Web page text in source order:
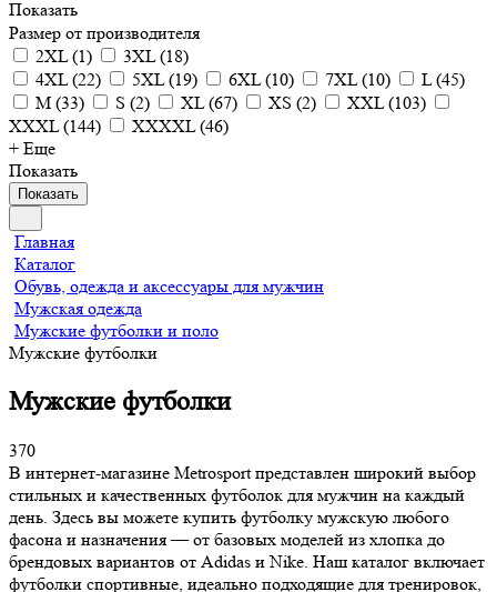
Показать
Размер от производителя
2XL(1) 3XL(18)
4XL(22) 5XL(19) 6XL(10) 7XL(10) L(45)
M (33) S (2) XL(67) XS (2) XXL(103)
XXXL(144) XXXXL(46)
+ Еще
Показать
Показать
Главная
Каталог
Обувь, одежда и аксессуары для мужчин
Мужская одежда
Мужские футболки и поло
Мужские футболки
Мужские футболки
370
В интернет-магазине Metrosport представлен широкий выбор
стильных и качественных футболок для мужчин на каждый
день. Здесь вы можете купить футболку мужскую любого
фасона и назначения — от базовых моделей из хлопка до
брендовых вариантов от Adidas и Nike. Наш каталог включает
футболки спортивные, идеально подходящие для тренировок,